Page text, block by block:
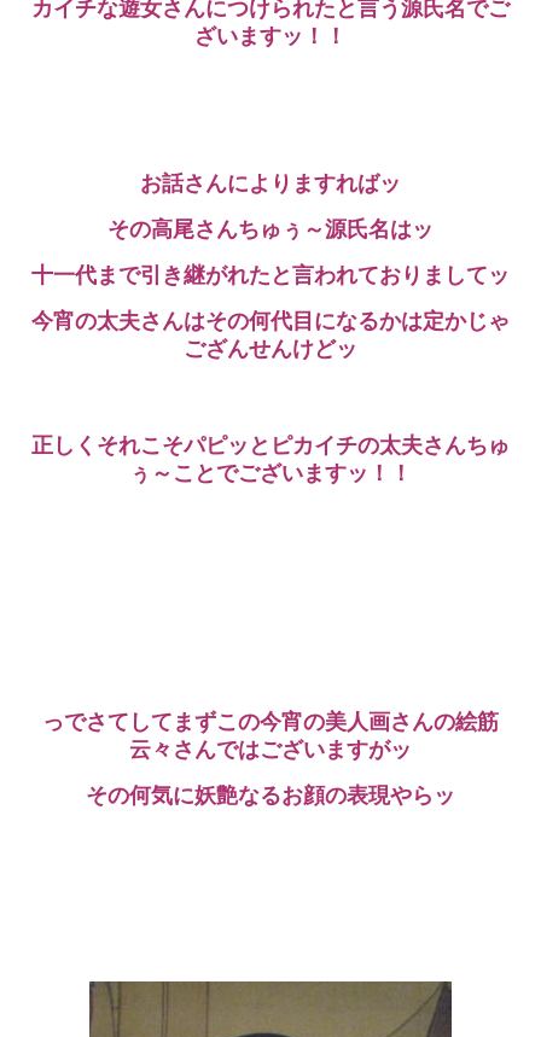
カイチな遊女さんにつけられたと言う源氏名でご
ざいますッ！！
お話さんによりますればッ
その高尾さんちゅぅ～源氏名はッ
十一代まで引き継がれたと言われておりましてッ
今宵の太夫さんはその何代目になるかは定かじゃ
ござんせんけどッ
正しくそれこそパピッとピカイチの太夫さんちゅ
ぅ～ことでございますッ！！
っでさてしてまずこの今宵の美人画さんの絵筋
云々さんではございますがッ
その何気に妖艶なるお顔の表現やらッ